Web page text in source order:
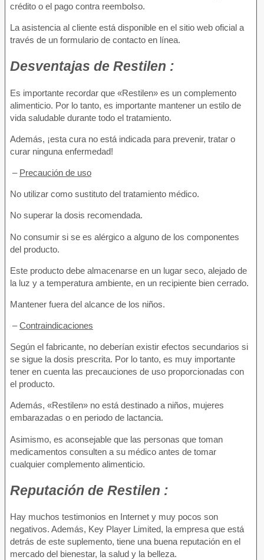
crédito o el pago contra reembolso.
La asistencia al cliente está disponible en el sitio web oficial a
través de un formulario de contacto en línea.
Desventajas de Restilen :
Es importante recordar que «Restilen» es un complemento
alimenticio. Por lo tanto, es importante mantener un estilo de
vida saludable durante todo el tratamiento.
Además, ¡esta cura no está indicada para prevenir, tratar o
curar ninguna enfermedad!
– Precaución de uso
No utilizar como sustituto del tratamiento médico.
No superar la dosis recomendada.
No consumir si se es alérgico a alguno de los componentes
del producto.
Este producto debe almacenarse en un lugar seco, alejado de
la luz y a temperatura ambiente, en un recipiente bien cerrado.
Mantener fuera del alcance de los niños.
–Contraindicaciones
Según el fabricante, no deberían existir efectos secundarios si
se sigue la dosis prescrita. Por lo tanto, es muy importante
tener en cuenta las precauciones de uso proporcionadas con
el producto.
Además, «Restilen» no está destinado a niños, mujeres
embarazadas o en periodo de lactancia.
Asimismo, es aconsejable que las personas que toman
medicamentos consulten a su médico antes de tomar
cualquier complemento alimenticio.
Reputación de Restilen :
Hay muchos testimonios en Internet y muy pocos son
negativos. Además, Key Player Limited, la empresa que está
detrás de este suplemento, tiene una buena reputación en el
mercado del bienestar, la salud y la belleza.